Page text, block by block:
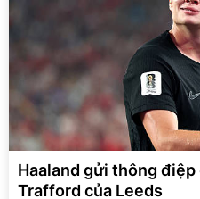
Haaland gửi thông
Trafford của Leeds